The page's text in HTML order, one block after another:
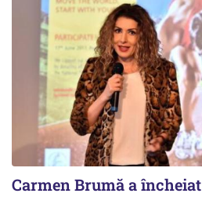
Carmen Brumă a